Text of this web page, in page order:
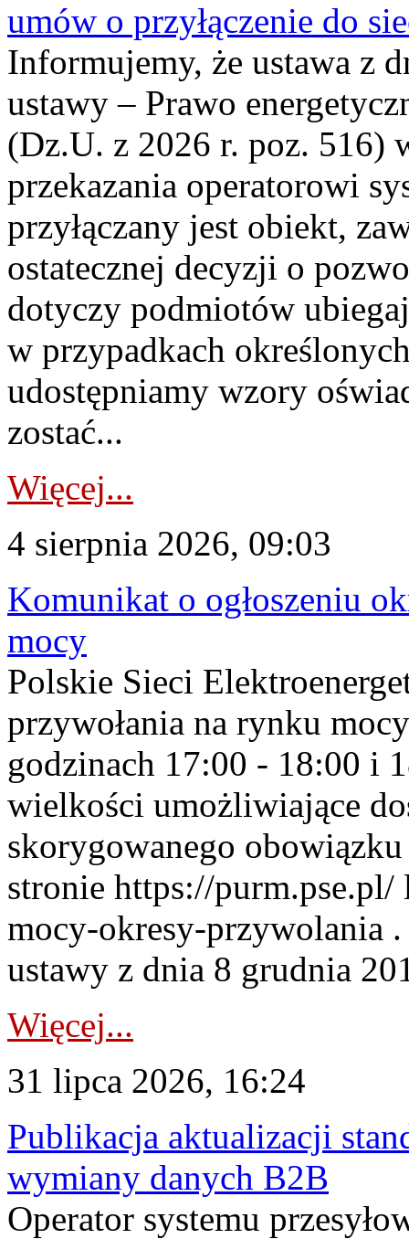
umów o przyłączenie do
Informujemy, że ustawa z
ustawy – Prawo
(Dz.U. z 2026 r. poz. 516)
przekazania operatorowi
przyłączany jest obiekt,
ostatecznej decyzji o
dotyczy podmiotów
w przypadkach
udostępniamy wzory
zostać...
Więcej...
4 sierpnia 2026, 09:03
Komunikat o ogłoszeniu
mocy
Polskie Sieci
przywołania na rynku
godzinach 17:00 - 18:00 i
wielkości umożliwiające
skorygowanego
stronie https://
mocy-okresy-przywolania
ustawy z dnia 8 grudnia
Więcej...
31 lipca 2026, 16:24
Publikacja aktualizacji
wymiany danych B2B
Operator systemu